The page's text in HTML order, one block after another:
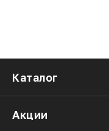
Каталог
Акции